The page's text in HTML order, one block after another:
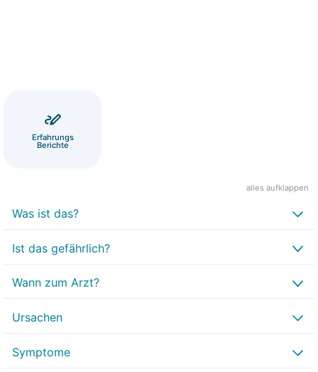
Erfahrungs
Berichte
alles aufklappen
Was ist das?
Ist das gefährlich?
Wann zum Arzt?
Ursachen
Symptome